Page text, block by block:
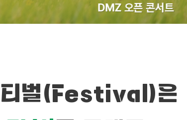
DMZ 오픈 콘서트
티벌(Festival)은